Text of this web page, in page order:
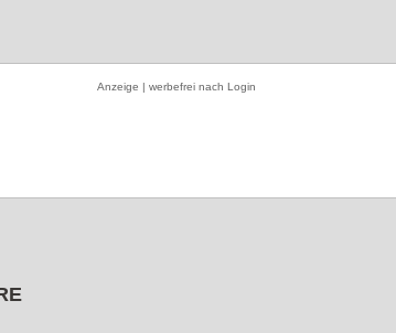
Anzeige | werbefrei nach Login